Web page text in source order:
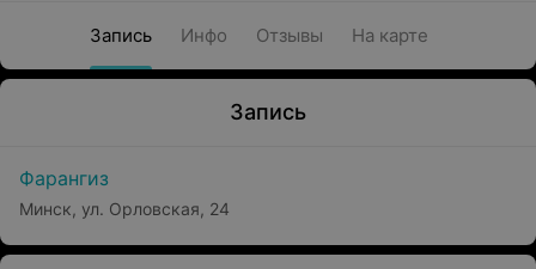
Запись Инфо Отзывы На карте
Запись
Фарангиз
Минск, ул. Орловская, 24